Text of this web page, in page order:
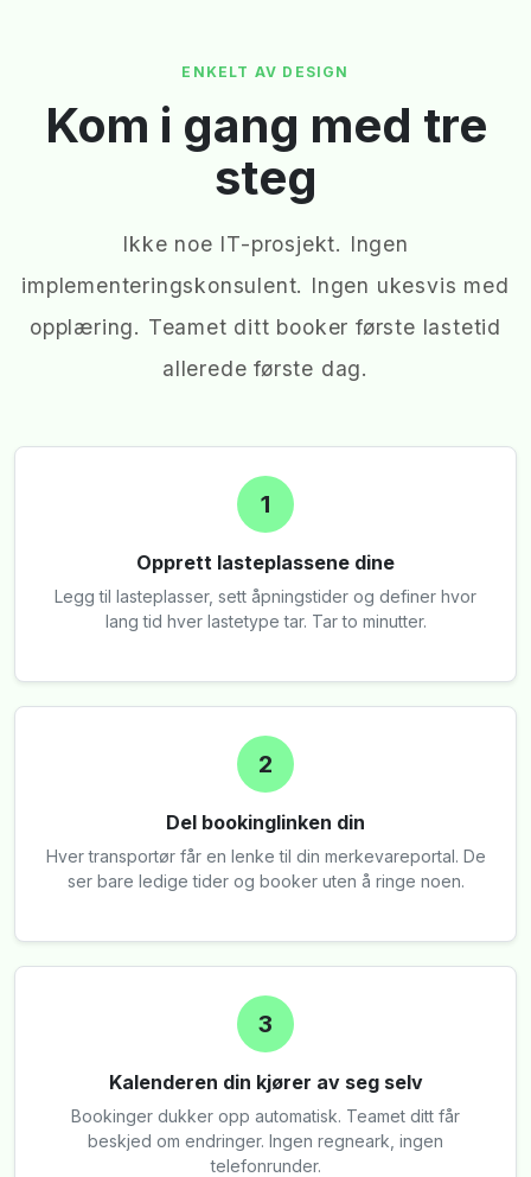
ENKELT AV DESIGN
Kom i gang med tre
steg
Ikke noe IT-prosjekt. Ingen
implementeringskonsulent. Ingen ukesvis med
opplæring. Teamet ditt booker første lastetid
allerede første dag.
1
Opprett lasteplassene dine
Legg til lasteplasser, sett åpningstider og definer hvor
lang tid hver lastetype tar. Tar to minutter.
2
Del bookinglinken din
Hver transportør får en lenke til din merkevareportal. De
ser bare ledige tider og booker uten å ringe noen.
3
Kalenderen din kjører av seg selv
Bookinger dukker opp automatisk. Teamet ditt får
beskjed om endringer. Ingen regneark, ingen
telefonrunder.